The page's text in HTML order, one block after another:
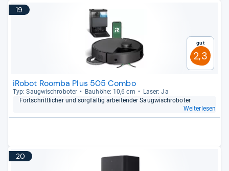
19
Gut
2,3
iRobot Roomba Plus 505 Combo
Typ: Saug­wisch­ro­bo­ter Bau­höhe: 10,6 cm
Laser: Ja
Fort­schritt­li­cher und sorg­fäl­tig arbei­ten­der Saug­wisch­ro­bo­ter
Weiterlesen
20